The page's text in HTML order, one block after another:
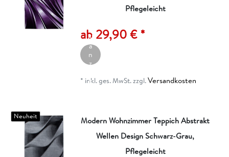
Pflegeleicht
ab 29,90 € *
ik
el
a
n
z
g
* inkl. ges. MwSt.zzgl.Versandkosten
Neuheit
Modern Wohnzimmer Teppich Abstrakt
Wellen Design Schwarz-Grau,
Pflegeleicht